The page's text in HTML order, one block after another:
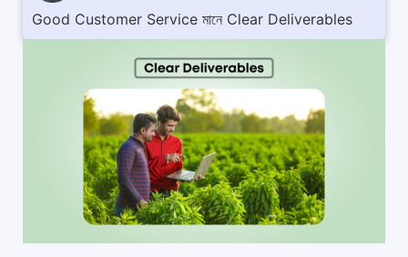
Good Customer Service মানে Clear Deliverables